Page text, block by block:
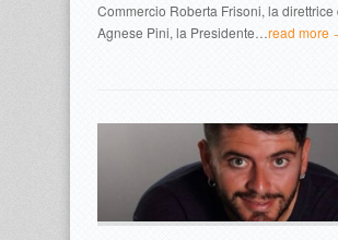
Commercio Roberta Frisoni, la direttrice
Agnese Pini, la Presidente… read more